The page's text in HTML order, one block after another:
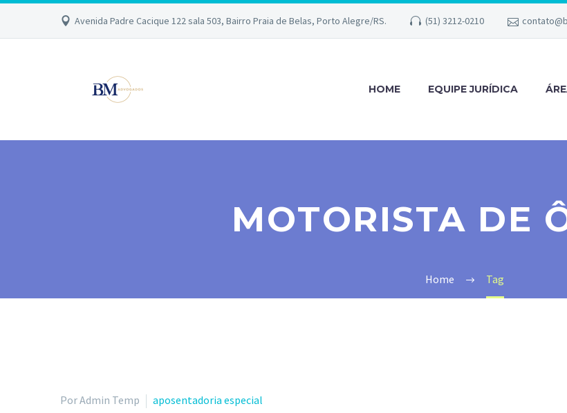
Avenida Padre Cacique 122 sala 503, Bairro Praia de Belas, Porto Alegre/RS. (51) 3212-0210
HOME EQUIPE JURÍDICA
MOTORISTA DE
Home Tag
Por Admin Temp aposentadoria especial